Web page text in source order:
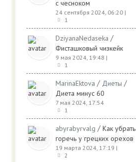
с чесноком
24 сентября 2024, 06:20 |
1
DziyanaNedaseka /
Фисташковый чизкейк
9 мая 2024, 19:48 |
1
MarinaEktova / Диеты /
Диета минус 60
7 мая 2024, 17:54
1
abyrabyrvalg / Как убрать
горечь у грецких орехов
19 марта 2024, 17:19 |
2